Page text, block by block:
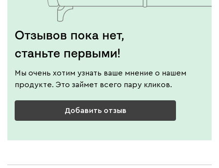
Отзывов пока нет,
станьте первыми!
Мы очень хотим узнать ваше мнение о нашем
продукте. Это займет всего пару кликов.
Добавить отзыв